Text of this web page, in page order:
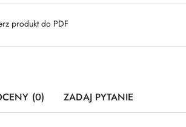
produkt do PDF
(0) ZADAJ PYTANIE